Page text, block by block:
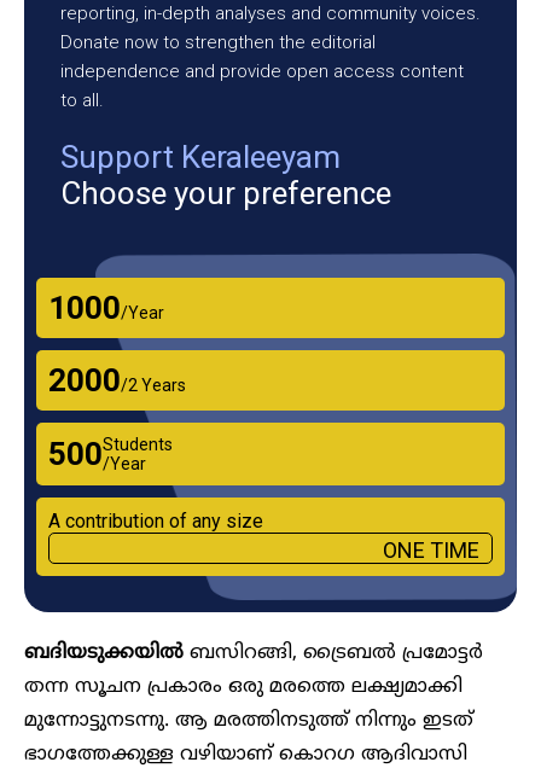
reporting, in-depth analyses and community voices.
Donate now to strengthen the editorial
independence and provide open access content
to all.
Support Keraleeyam
Choose your preference
₹1000/Year
₹2000/2 Years
₹500Students
/Year
A contribution of any size
ONE TIME
ബദിയടുക്കയിൽ ബസിറങ്ങി, ട്രൈബൽ പ്രമോട്ടർ
തന്ന സൂചന പ്രകാരം ഒരു മരത്തെ ലക്ഷ്യമാക്കി
മുന്നോട്ടുനടന്നു. ആ മരത്തിനടുത്ത് നിന്നും ഇടത്
ഭാഗത്തേക്കുള്ള വഴിയാണ് കൊറ​ഗ ആദിവാസി